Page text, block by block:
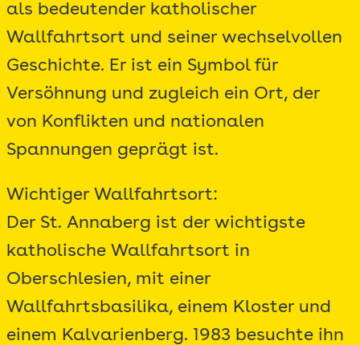
als bedeutender katholischer
Wallfahrtsort und seiner wechselvollen
Geschichte. Er ist ein Symbol für
Versöhnung und zugleich ein Ort, der
von Konflikten und nationalen
Spannungen geprägt ist.
Wichtiger Wallfahrtsort:
Der St. Annaberg ist der wichtigste
katholische Wallfahrtsort in
Oberschlesien, mit einer
Wallfahrtsbasilika, einem Kloster und
einem Kalvarienberg. 1983 besuchte ihn